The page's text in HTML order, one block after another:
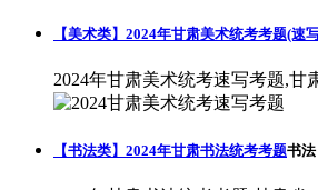
【美术类】2024年甘肃美术统考考题(速
2024年甘肃美术统考速写考题,甘
【书法类】2024年甘肃书法统考考题书法